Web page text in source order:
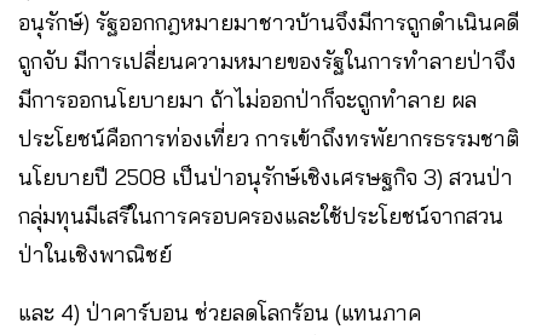
อนุรักษ์) รัฐออกกฎหมายมาชาวบ้านจึงมีการถูกดำเนินคดี
ถูกจับ มีการเปลี่ยนความหมายของรัฐในการทำลายป่าจึง
มีการออกนโยบายมา ถ้าไม่ออกป่าก็จะถูกทำลาย ผล
ประโยชน์คือการท่องเที่ยว การเข้าถึงทรพัยากรธรรมชาติ
นโยบายปี 2508 เป็นป่าอนุรักษ์เชิงเศรษฐกิจ 3) สวนป่า
กลุ่มทุนมีเสรีในการครอบครองและใช้ประโยชน์จากสวน
ป่าในเชิงพาณิชย์
และ 4) ป่าคาร์บอน ช่วยลดโลกร้อน (แทนภาค